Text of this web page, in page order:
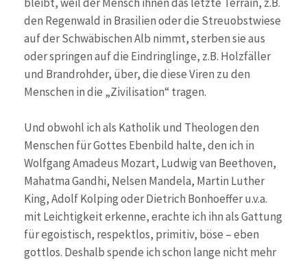
bleibt, weil der Mensch ihnen das letzte Terrain, z.B.
den Regenwald in Brasilien oder die Streuobstwiese
auf der Schwäbischen Alb nimmt, sterben sie aus
oder springen auf die Eindringlinge, z.B. Holzfäller
und Brandrohder, über, die diese Viren zu den
Menschen in die „Zivilisation“ tragen.
Und obwohl ich als Katholik und Theologen den
Menschen für Gottes Ebenbild halte, den ich in
Wolfgang Amadeus Mozart, Ludwig van Beethoven,
Mahatma Gandhi, Nelsen Mandela, Martin Luther
King, Adolf Kolping oder Dietrich Bonhoeffer u.v.a.
mit Leichtigkeit erkenne, erachte ich ihn als Gattung
für egoistisch, respektlos, primitiv, böse – eben
gottlos. Deshalb spende ich schon lange nicht mehr